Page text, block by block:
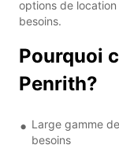
options de
besoins.
Pourquoi
Penrith?
Large gamme
besoins